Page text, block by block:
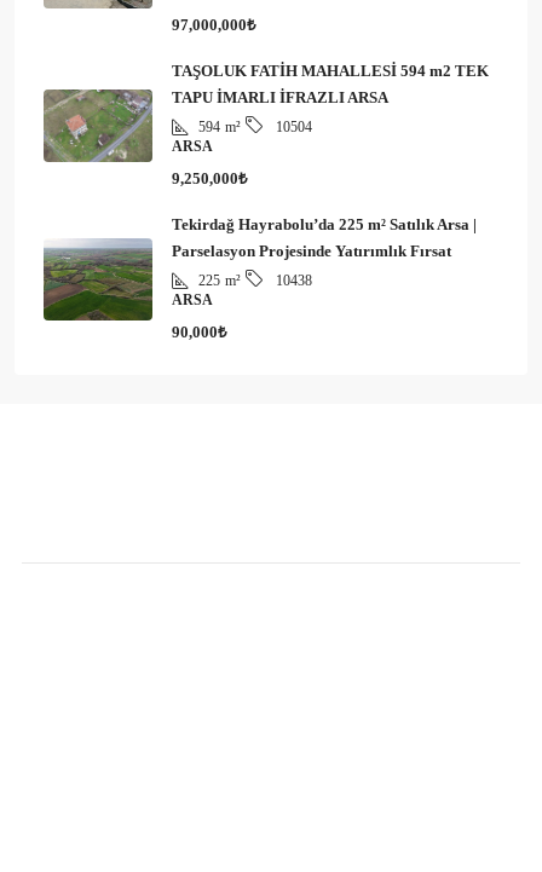
97,000,000₺
TAŞOLUK FATİH MAHALLESİ 594 m2 TEK
TAPU İMARLI İFRAZLI ARSA
594 m²
10504
ARSA
9,250,000₺
Tekirdağ Hayrabolu’da 225 m² Satılık Arsa |
Parselasyon Projesinde Yatırımlık Fırsat
225 m²
10438
ARSA
90,000₺